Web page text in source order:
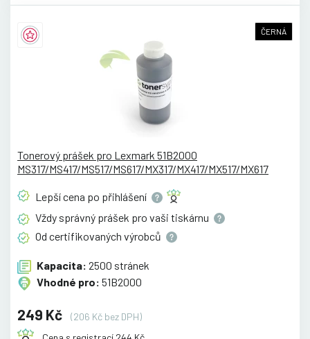
ČERNÁ
Tonerový prášek pro Lexmark 51B2000
MS317/MS417/MS517/MS617/MX317/MX417/MX517/MX617
Lepší cena po přihlášení
Vždy správný prášek pro vaši tiskárnu
Od certifikovaných výrobců
Kapacita: 2500 stránek
Vhodné pro: 51B2000
249 Kč
(206 Kč bez DPH)